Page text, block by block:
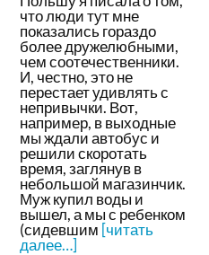
что люди тут мне
показались гораздо
более дружелюбными,
чем соотечественники.
И, честно, это не
перестает удивлять с
непривычки. Вот,
например, в выходные
мы ждали автобус и
решили скоротать
время, заглянув в
небольшой магазинчик.
Муж купил воды и
вышел, а мы с ребенком
(сидевшим [читать
далее…]